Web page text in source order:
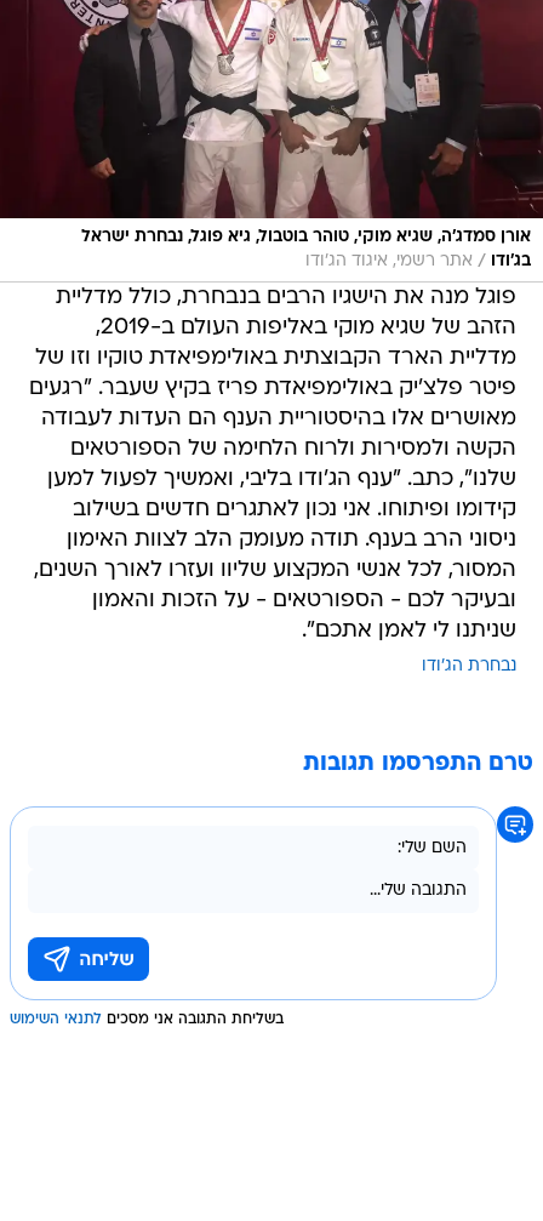
אורן סמדג'ה, שגיא מוקי, טוהר בוטבול, גיא פוגל, נבחרת ישראל
בג'ודו
אתר רשמי, איגוד הג'ודו
פוגל מנה את הישגיו הרבים בנבחרת, כולל מדליית
מדליית הארד הקבוצתית באולימפיאדת טוקיו וזו של
פיטר פלצ'יק באולימפיאדת פריז בקיץ שעבר. "רגעים
מאושרים אלו בהיסטוריית הענף הם העדות לעבודה
הקשה ולמסירות ולרוח הלחימה של הספורטאים
שלנו", כתב. "ענף הג'ודו בליבי, ואמשיך לפעול למען
קידומו ופיתוחו. אני נכון לאתגרים חדשים בשילוב
ניסוני הרב בענף. תודה מעומק הלב לצוות האימון
המסור, לכל אנשי המקצוע שליוו ועזרו לאורך השנים,
ובעיקר לכם - הספורטאים - על הזכות והאמון
שניתנו לי לאמן אתכם".
נבחרת הג'ודו
בשליחת התגובה אני מסכים לתנאי השימוש